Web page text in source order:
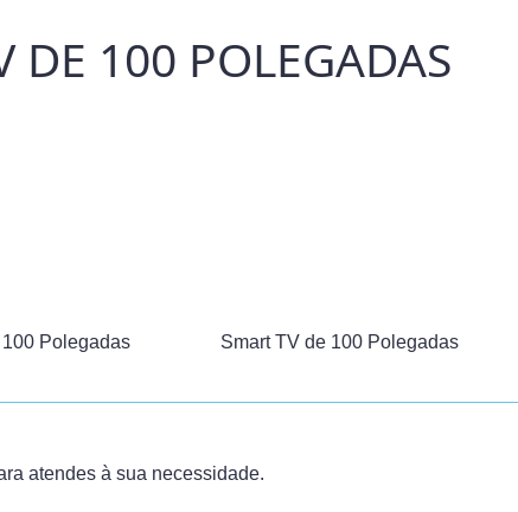
DE 100 POLEGADAS
Polegadas Smart TV de 100 Polegadas
atendes à sua necessidade.